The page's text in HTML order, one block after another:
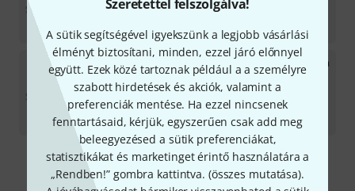
Szeretettel felszolgálva!
A sütik segítségével igyekszünk a legjobb vásárlási
élményt biztosítani, minden, ezzel járó előnnyel
együtt. Ezek közé tartoznak például a a személyre
szabott hirdetések és akciók, valamint a
preferenciák mentése. Ha ezzel nincsenek
fenntartásaid, kérjük, egyszerűen csak add meg
beleegyezésed a sütik preferenciákat,
statisztikákat és marketinget érintő használatára a
„Rendben!” gombra kattintva. (összes mutatása).
Azonnal szállítható
37 090 Ft
Leather Specialties
Hand Protect Tromb. Yamaha
448
2
Azonnal szállítható
37 090Ft
Díjmentes szállítás 79 000 Ft fölött
Minden ár tartalmazza az ÁFÁ-t